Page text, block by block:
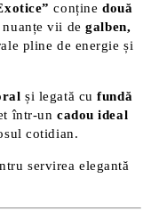
conține două
nuanțe vii degalben,
pline de energie și
și legată cufundă
într-uncadou ideal
cotidian.
servirea elegantă